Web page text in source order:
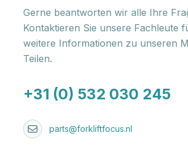
Gerne beantworten wir alle Ihre
Kontaktieren Sie unsere Fachleute
weitere Informationen zu unseren
Teilen.
+31 (0) 532 030 245
parts@forkliftfocus.nl